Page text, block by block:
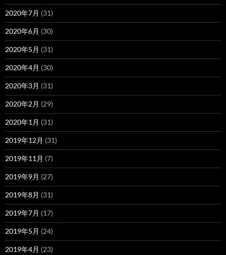
2020年7月 (31)
2020年6月 (30)
2020年5月 (31)
2020年4月 (30)
2020年3月 (31)
2020年2月 (29)
2020年1月 (31)
2019年12月 (31)
2019年11月 (7)
2019年9月 (27)
2019年8月 (31)
2019年7月 (17)
2019年5月 (24)
2019年4月 (23)